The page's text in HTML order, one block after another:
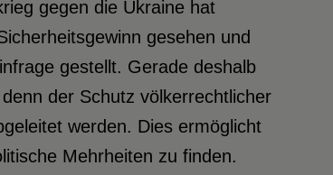
gegen die Ukraine hat
gesehen und
gestellt. Gerade deshalb
der Schutz völkerrechtlicher
werden. Dies ermöglicht
Mehrheiten zu finden.